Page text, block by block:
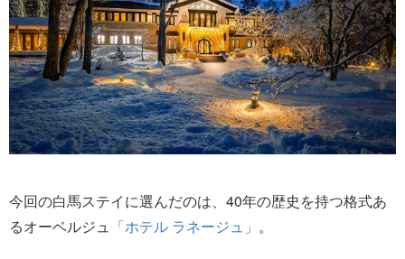
今回の白馬ステイに選んだのは、40年の歴史を持つ格式あ
るオーベルジュ 「ホテル ラネージュ」 。